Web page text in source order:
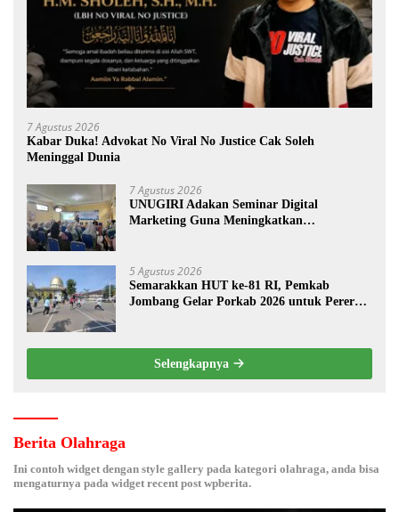
7 Agustus 2026
Kabar Duka! Advokat No Viral No Justice Cak Soleh
Meninggal Dunia
7 Agustus 2026
UNUGIRI Adakan Seminar Digital
Marketing Guna Meningkatkan
5 Agustus 2026
Semarakkan HUT ke-81 RI, Pemkab
Jombang Gelar Porkab 2026 untuk Pererat
Selengkapnya
Berita Olahraga
Ini contoh widget dengan style gallery pada kategori olahraga, anda bisa
mengaturnya pada widget recent post wpberita.